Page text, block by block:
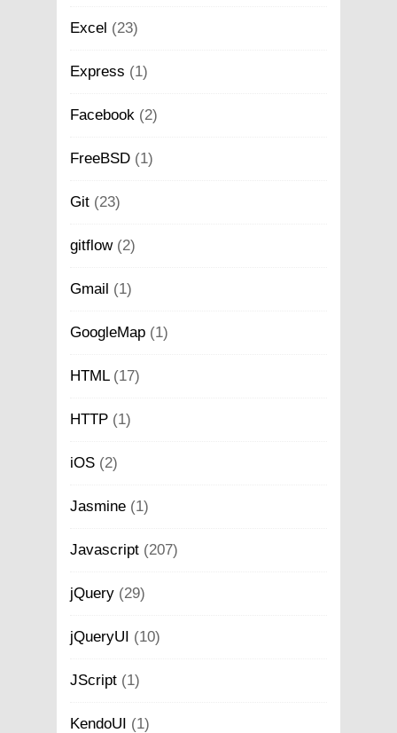
Excel (23)
Express (1)
Facebook (2)
FreeBSD (1)
Git (23)
gitflow(2)
Gmail (1)
GoogleMap (1)
HTML(17)
HTTP (1)
iOS (2)
Jasmine (1)
Javascript (207)
jQuery (29)
jQueryUI (10)
JScript (1)
KendoUI (1)